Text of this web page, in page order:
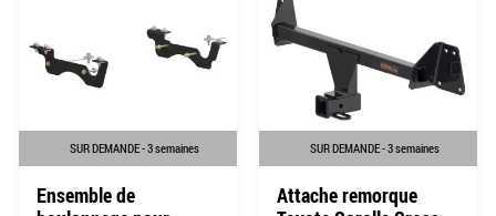
SUR DEMANDE - 3 semaines
Ensemble de
SUR DEMANDE - 3 semaines
Attache remorque